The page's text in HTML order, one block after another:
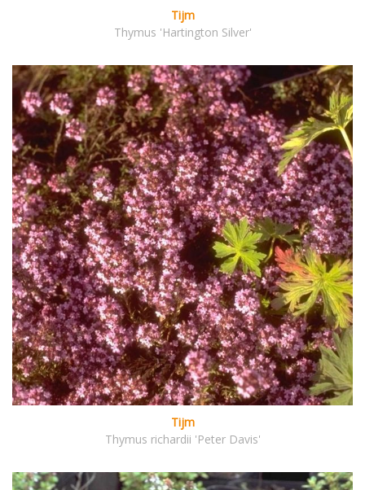
Tijm
Thymus 'Hartington Silver'
Tijm
Thymus richardii 'Peter Davis'